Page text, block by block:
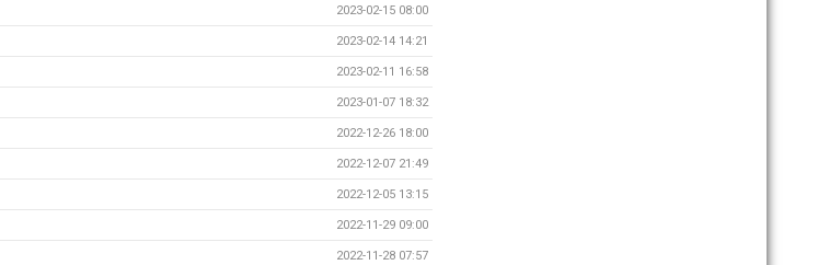
2023-02-15 08:00
2023-02-14 14:21
2023-02-11 16:58
2023-01-07 18:32
2022-12-26 18:00
2022-12-07 21:49
2022-12-05 13:15
2022-11-29 09:00
2022-11-28 07:57